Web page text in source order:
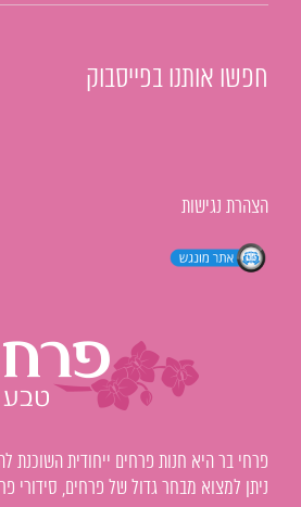
חפשו אותנו בפייסבוק
הצהרת נגישות
פרחי בר היא חנות פרחים ייחודית השוכנת
ניתן למצוא מבחר גדול של פרחים, סידורי